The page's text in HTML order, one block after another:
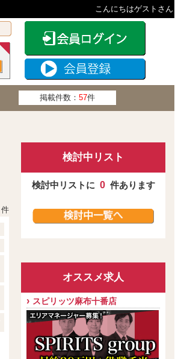
こんにちはゲストさん
掲載件数： 57件
件
検討中リスト
検討中リストに 0 件あります
オススメ求人
スピリッツ麻布十番店